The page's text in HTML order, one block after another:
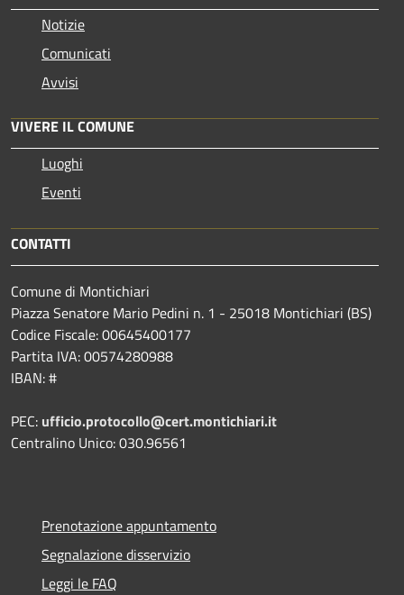
Notizie
Comunicati
Avvisi
VIVERE IL COMUNE
Luoghi
Eventi
CONTATTI
Comune di Montichiari
Piazza Senatore Mario Pedini n. 1 - 25018 Montichiari (BS)
Codice Fiscale: 00645400177
Partita IVA: 00574280988
IBAN: #
PEC: ufficio.protocollo@cert.montichiari.it
Centralino Unico: 030.96561
Prenotazione appuntamento
Segnalazione disservizio
Leggi le FAQ